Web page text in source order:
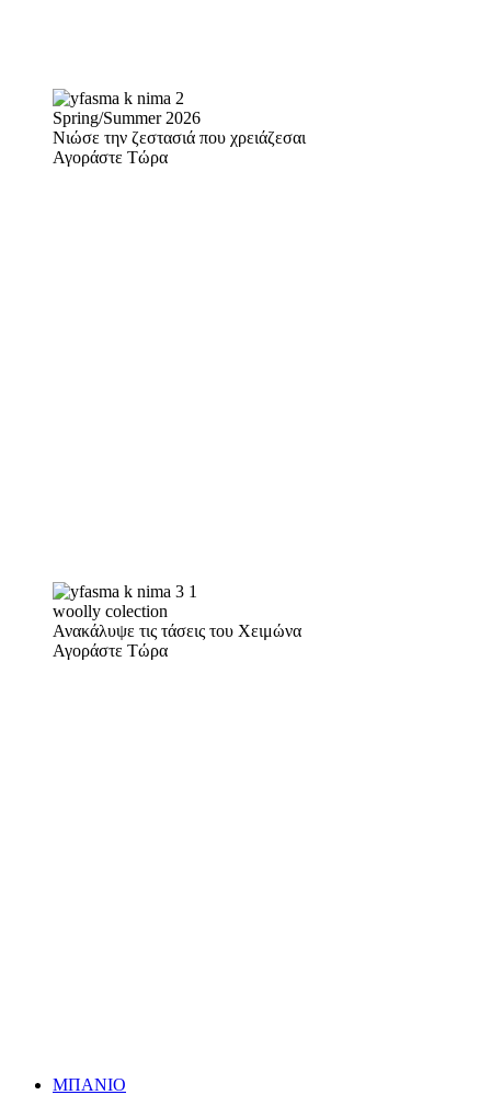
Spring/Summer 2026
Νιώσε την ζεστασιά που χρειάζεσαι
Αγοράστε Τώρα
woolly colection
Ανακάλυψε τις τάσεις του Χειμώνα
Αγοράστε Τώρα
ΜΠΑΝΙΟ